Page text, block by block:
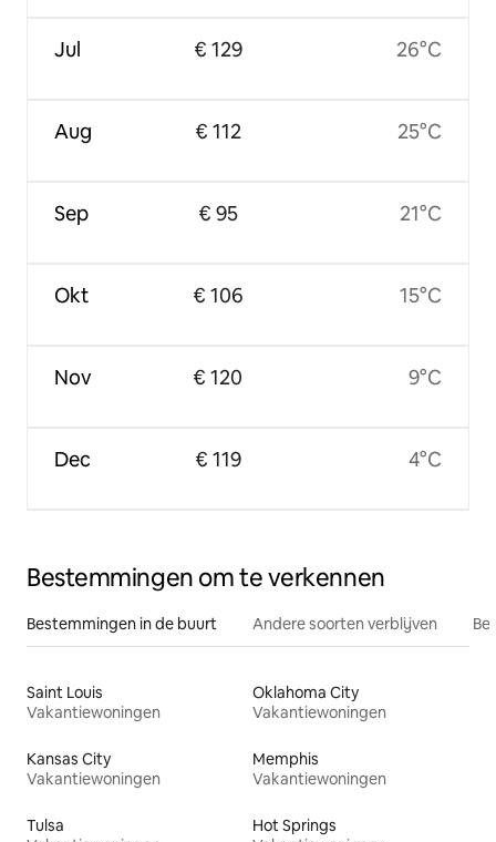
Jul
Aug
Sep
Okt
Nov
Dec
€ 129
€ 112
€ 95
€ 106
€ 120
€ 119
26°C
25°C
21°C
15°C
9°C
4°C
Bestemmingen om te verkennen
Bestemmingen in de buurt Andere soorten verblijven
Saint Louis
Vakantiewoningen
Oklahoma City
Vakantiewoningen
Kansas City
Vakantiewoningen
Memphis
Vakantiewoningen
Tulsa
Hot Springs